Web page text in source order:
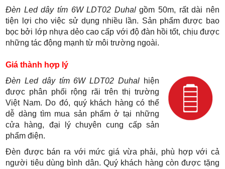
Đèn Led dây tím 6W LDT02 Duhalgồm 50m, rất dài nên
tiện lợi cho việc sử dụng nhiều lần. Sản phẩm được bao
bọc bởi lớp nhựa dẻo cao cấp với độ đàn hồi tốt, chịu được
những tác động mạnh từ môi trường ngoài.
Giá thành hợp lý
Đèn Led dây tím 6W LDT02 Duhal hiện
được phân phối rộng rãi trên thị trường
Việt Nam. Do đó, quý khách hàng có thể
dễ dàng tìm mua sản phẩm ở tại những
cửa hàng, đại lý chuyên cung cấp sản
phẩm điện.
Đèn được bán ra với mức giá vừa phải, phù hợp với cả
người tiêu dùng bình dân. Quý khách hàng còn được tặng